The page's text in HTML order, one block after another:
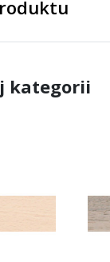
kategorii